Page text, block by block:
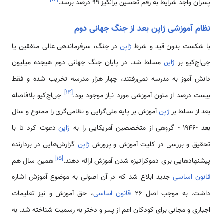
پسران واجد شرایط به رقم تحسین برانگیز 99 درصد برسد.
نظام آموزشی ژاپن بعد از جنگ جهانی دوم
با شکست بدون قید و شرط ژاپن در جنگ، سرفرماندهی عالی متفقین یا
جی‌اچ‌کیو بر ژاپنمسلط شد. در پایان جنگ جهانی دوم هیجده میلیون
دانش آموز به مدرسه نمی‌رفتند، چهار هزار مدرسه تخریب شده و فقط
بیست درصد از متون آموزشی مورد نیاز موجود بود.[۱۴] جی‌اچ‌کیو بلافاصله
بعد از تسلط برژاپنآموزش‌ بر پایه ملی‌گرایی و نظامی‌گری را ممنوع و سال
بعد -1946 - گروهی از متخصصین آمریکایی را به
ژاپندعوت کرد تا با
تحقیق و بررسی در کلیت آموزش و پرورش ژاپن گزارش‌هایی در بردارنده
پیشنهادهایی برای دموکراتیزه شدن آموزش ارائه دهند.[۱۵]همین سال هم
قانون اساسی جدید ابلاغ شد که در آن اصولی به موضوع آموزش اشاره
داشت. به موجب اصل 26
قانون اساسی، حق آموزش و نیز تعلیمات
اجباری و مجانی برای کودکان اعم از پسر و دختر به رسمیت شناخته شد. به